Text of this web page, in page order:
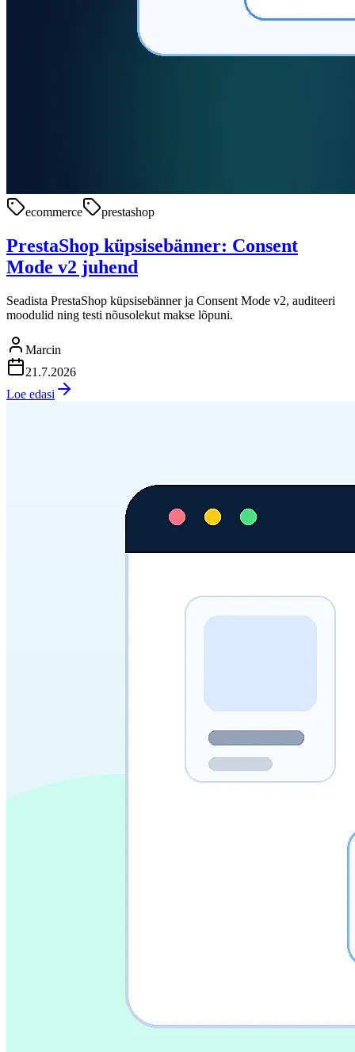
ecommerce prestashop
PrestaShop küpsisebänner: Consent
Mode v2 juhend
Seadista PrestaShop küpsisebänner ja Consent Mode v2, auditeeri
moodulid ning testi nõusolekut makse lõpuni.
Marcin
21.7.2026
Loe edasi